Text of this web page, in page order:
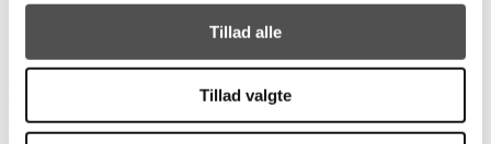
Tillad alle
Tillad valgte
været ansat i Knuthenborg Parks Økonomiafdeling de sidste 18 år. Margit
har spillet håndbold i mange år, og var frivillig i HMH i 20 år med div.